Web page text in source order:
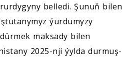
belledi. Şunuň bilen
ýurdumyzy
maksady bilen
2025-nji ýylda durmuş-